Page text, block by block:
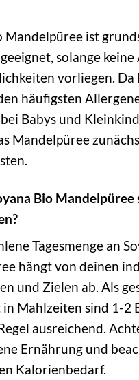
Mandelpüree ist
solange
vorliegen. Da
häufigsten
Babys und
Mandelpüree
Bio Mandelpüree
Tagesmenge an
hängt von deinen
und Zielen ab. Als
Mahlzeiten sind 1-2
ausreichend.
Ernährung und
Kalorienbedarf.